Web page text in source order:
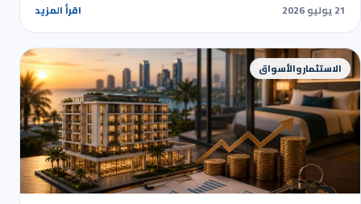
21 يوليو 2026 اقرأ المزيد
الاستثمار والأسواق